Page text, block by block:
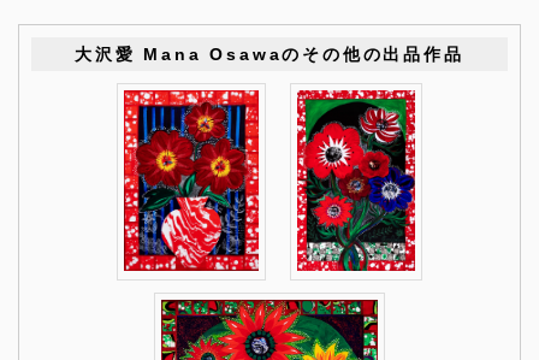
大沢愛 Mana Osawaのその他の出品作品